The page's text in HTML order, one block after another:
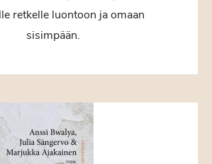
retkelle luontoon ja omaan
sisimpään.